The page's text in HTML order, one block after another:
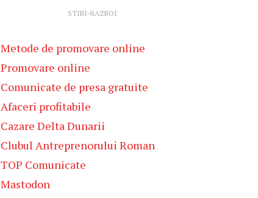
STIRI-RAZBOI
Metode de promovare online
Promovare online
Comunicate de presa gratuite
Afaceri profitabile
Cazare Delta Dunarii
Clubul Antreprenorului Roman
TOP Comunicate
Mastodon